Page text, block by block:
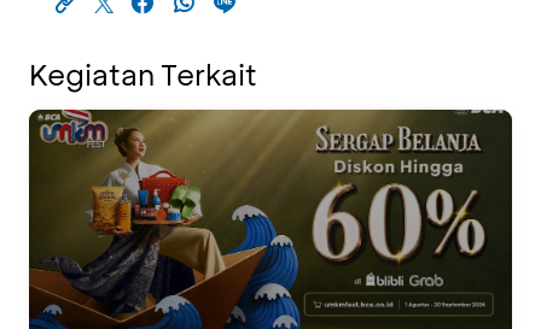
Kegiatan Terkait